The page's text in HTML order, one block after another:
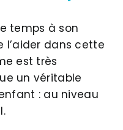
temps à son
l’aider dans cette
est très
un véritable
: au niveau